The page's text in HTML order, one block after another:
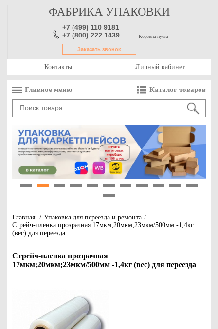
ФАБРИКА УПАКОВКИ
+7 (499) 110 9181
+7 (800) 222 1439
Заказать звонок
Корзина пуста
Контакты Личный кабинет
Главное меню Каталог товаров
Главная / Упаковка для переезда и ремонта /
Стрейч-пленка прозрачная 17мкм;20мкм;23мкм/500мм -1,4кг
(вес) для переезда
Стрейч-пленка прозрачная
17мкм;20мкм;23мкм/500мм -1,4кг (вес) для переезда